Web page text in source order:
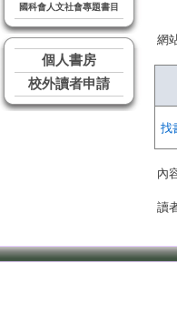
國科會人文社會專題書目
個人書房
校外讀者申請
網
找
內
讀